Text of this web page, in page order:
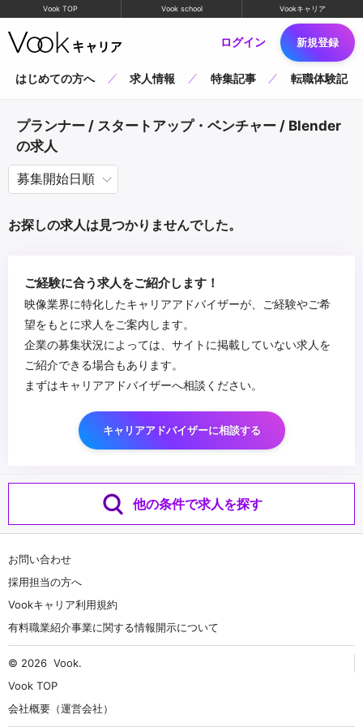
Vook TOP Vook school Vookキャリア
ログイン 新規登録
はじめての方へ 求人情報 特集記事 転職体験記
プランナー / スタートアップ・ベンチャー / Blender
の求人
お探しの求人は見つかりませんでした。
ご経験に合う求人をご紹介します！
映像業界に特化したキャリアアドバイザーが、ご経験やご希
望をもとに求人をご案内します。
企業の募集状況によっては、サイトに掲載していない求人を
ご紹介できる場合もあります。
まずはキャリアアドバイザーへ相談ください。
キャリアアドバイザーに相談する
他の条件で求人を探す
お問い合わせ
採用担当の方へ
Vookキャリア利用規約
有料職業紹介事業に関する情報開示について
© 2026 Vook.
Vook TOP
会社概要（運営会社）